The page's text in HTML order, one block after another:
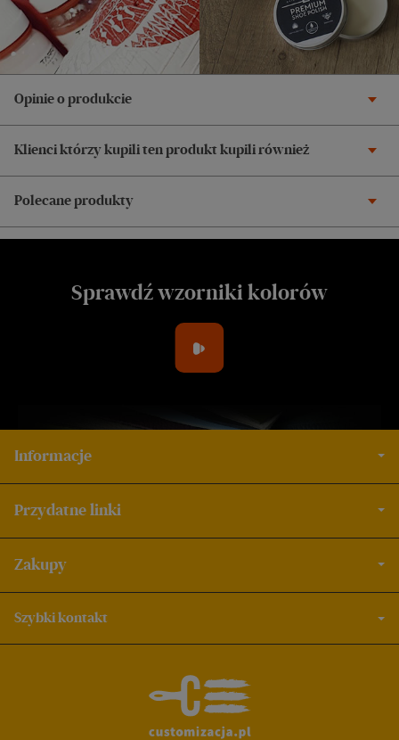
Opinie o produkcie
Klienci którzy kupili ten produkt kupili również
Polecane produkty
Sprawdź wzorniki kolorów
Informacje
Przydatne linki
Zakupy
Szybki kontakt